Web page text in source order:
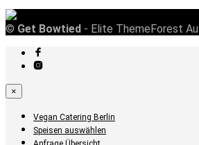
© Get Bowtied - Elite ThemeForest
×
Vegan Catering Berlin
Speisen auswählen